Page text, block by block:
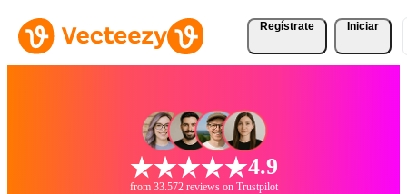
Regístrate Iniciar
4.9
from 33.572 reviews on Trustpilot